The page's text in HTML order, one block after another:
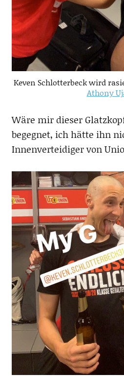
Keven Schlotterbeck wird
Athony
Wäre mir dieser
begegnet, ich hätte ihn
Innenverteidiger von